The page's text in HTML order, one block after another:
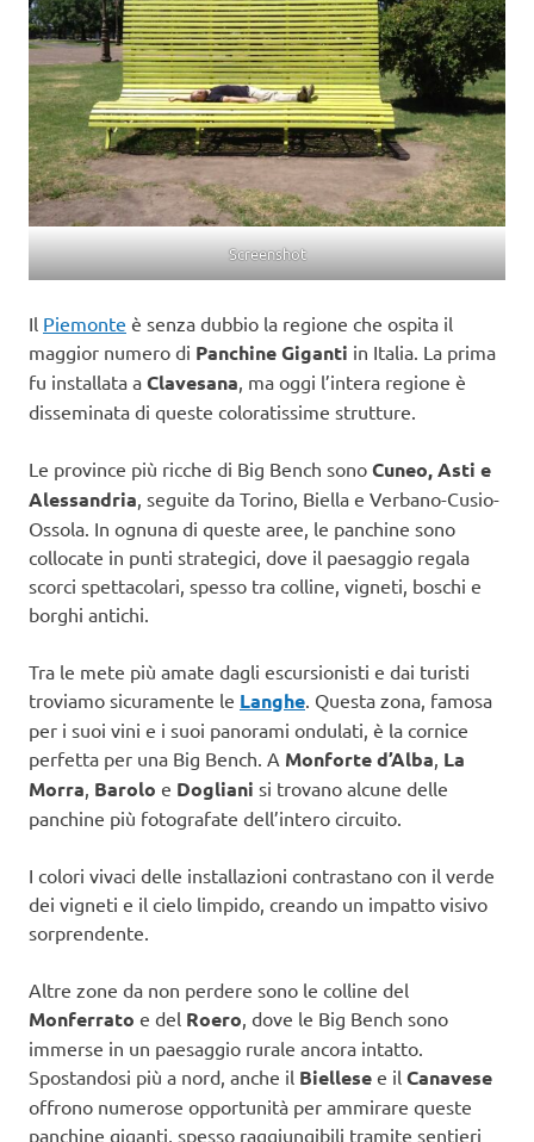
Screenshot
Il Piemonte è senza dubbio la regione che ospita il
maggior numero di Panchine Giganti in Italia. La prima
fu installata a Clavesana , ma oggi l’intera regione è
disseminata di queste coloratissime strutture.
Le province più ricche di Big Bench sono Cuneo, Asti e
Alessandria , seguite da Torino, Biella e Verbano-Cusio-
Ossola. In ognuna di queste aree, le panchine sono
collocate in punti strategici, dove il paesaggio regala
scorci spettacolari, spesso tra colline, vigneti, boschi e
borghi antichi.
Tra le mete più amate dagli escursionisti e dai turisti
troviamo sicuramente le Langhe . Questa zona, famosa
per i suoi vini e i suoi panorami ondulati, è la cornice
perfetta per una Big Bench. A Monforte d’Alba La
Morra Barolo e Dogliani si trovano alcune delle
panchine più fotografate dell’intero circuito.
I colori vivaci delle installazioni contrastano con il verde
dei vigneti e il cielo limpido, creando un impatto visivo
sorprendente.
Altre zone da non perdere sono le colline del
Monferrato e del Roero , dove le Big Bench sono
immerse in un paesaggio rurale ancora intatto.
Spostandosi più a nord, anche il Biellese e il Canavese
offrono numerose opportunità per ammirare queste
panchine giganti, spesso raggiungibili tramite sentieri